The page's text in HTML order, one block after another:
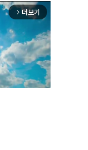
arrow_forward_ios 더보기